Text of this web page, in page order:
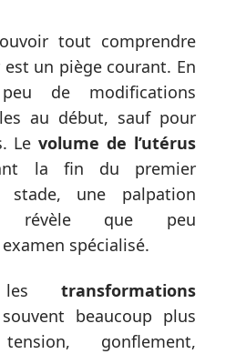
tout comprendre
est un piège courant. En
de modifications
au début, sauf pour
Levolume de l’utérus
la fin du premier
une palpation
révèle que peu
spécialisé.
les transformations
beaucoup plus
gonflement,